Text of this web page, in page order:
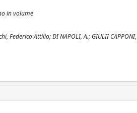
in volume
Federico Attilio; DI NAPOLI, A.; GIULII